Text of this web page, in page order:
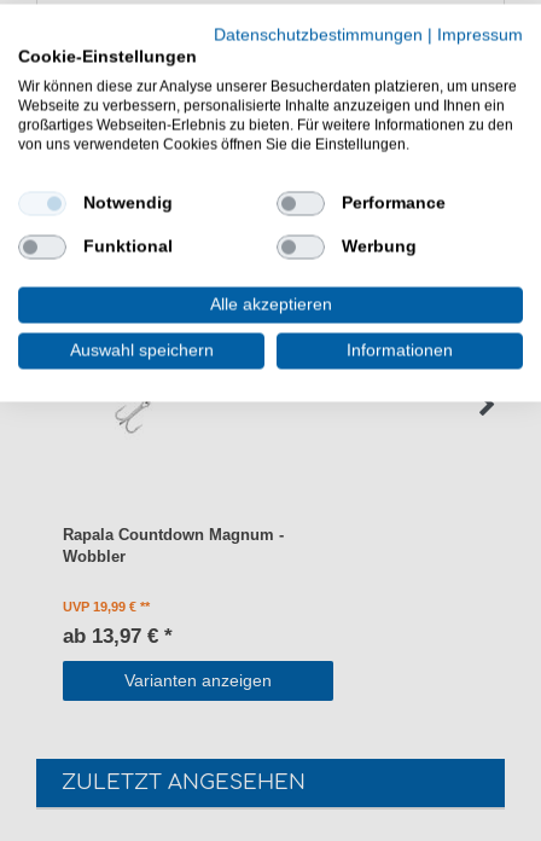
WEITERE INTERESSANTE ARTIKEL
Rapala Countdown Magnum -
Wobbler
UVP 19,99 €
ab 13,97 € *
Varianten anzeigen
ZULETZT ANGESEHEN
Datenschutzbestimmungen | Impressum
Cookie-Einstellungen
Wir können diese zur Analyse unserer Besucherdaten platzieren, um unsere
Webseite zu verbessern, personalisierte Inhalte anzuzeigen und Ihnen ein
großartiges Webseiten-Erlebnis zu bieten. Für weitere Informationen zu den
von uns verwendeten Cookies öffnen Sie die Einstellungen.
Notwendig Performance
Funktional Werbung
Alle akzeptieren
Auswahl speichern Informationen